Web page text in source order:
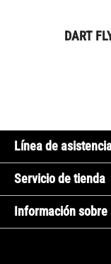
DART
Línea de
Servicio de tienda
Información sobre